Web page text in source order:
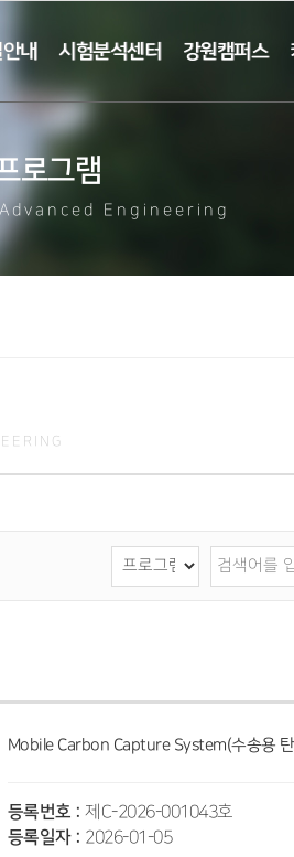
내 시험분석센터 강원캠퍼스
로그램
Engineering
Mobile Carbon Capture System(수송용
등록번호 : 제C-2026-001043호
등록일자 : 2026-01-05